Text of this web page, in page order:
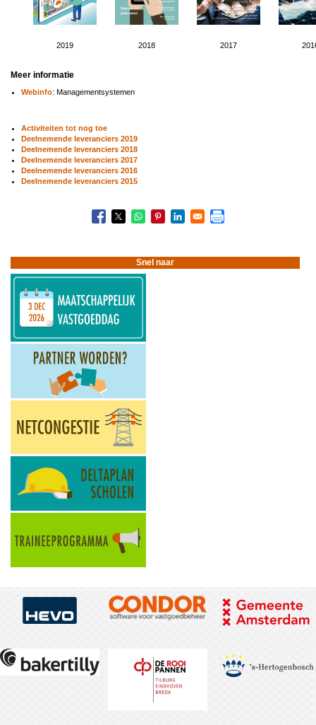
2019 2018 2017
Meer informatie
Webinfo: Managementsystemen
Activiteiten tot nog toe
Deelnemende leveranciers 2019
Deelnemende leveranciers 2018
Deelnemende leveranciers 2017
Deelnemende leveranciers 2016
Deelnemende leveranciers 2015
informatie
(In
Control!)
Snel naar